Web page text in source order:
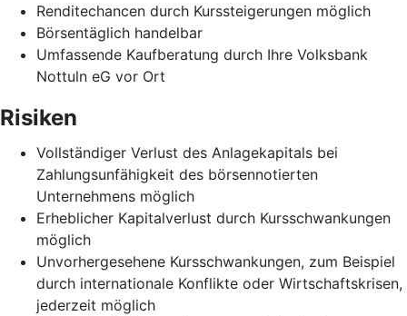
Renditechancen durch Kurssteigerungen möglich
Börsentäglich handelbar
Umfassende Kaufberatung durch Ihre Volksbank
Nottuln eG vor Ort
Risiken
Vollständiger Verlust des Anlagekapitals bei
Zahlungsunfähigkeit des börsennotierten
Unternehmens möglich
Erheblicher Kapitalverlust durch Kursschwankungen
möglich
Unvorhergesehene Kursschwankungen, zum Beispiel
durch internationale Konflikte oder Wirtschaftskrisen,
jederzeit möglich